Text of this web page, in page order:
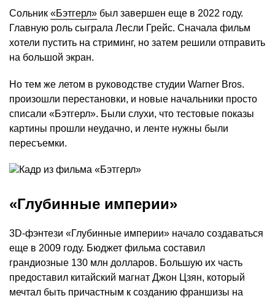
Сольник «Бэтгерл» был завершен еще в 2022 году.
Главную роль сыграла Лесли Грейс. Сначала фильм
хотели пустить на стриминг, но затем решили отправить
на большой экран.
Но тем же летом в руководстве студии Warner Bros.
произошли перестановки, и новые начальники просто
списали «Бэтгерл». Были слухи, что тестовые показы
картины прошли неудачно, и ленте нужны были
пересъемки.
«Глубинные империи»
3D-фэнтези «Глубинные империи» начало создаваться
еще в 2009 году. Бюджет фильма составил
грандиозные 130 млн долларов. Большую их часть
предоставил китайский магнат Джон Цзян, который
мечтал быть причастным к созданию франшизы на